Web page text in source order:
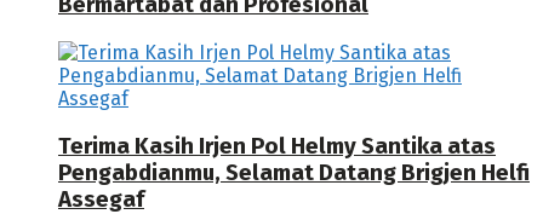
Bermartabat dan Profesional
Terima Kasih Irjen Pol Helmy Santika atas
Pengabdianmu, Selamat Datang Brigjen Helfi
Assegaf